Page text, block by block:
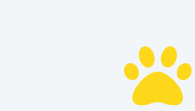
